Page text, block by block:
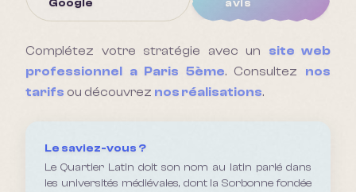
Google
avis
Complétez votre stratégie avec un site web
professionnel a Paris 5ème. Consultez nos
tarifs ou découvrez nos réalisations.
Le saviez-vous ?
Le Quartier Latin doit son nom au latin parlé dans
les universités médiévales, dont la Sorbonne fondée